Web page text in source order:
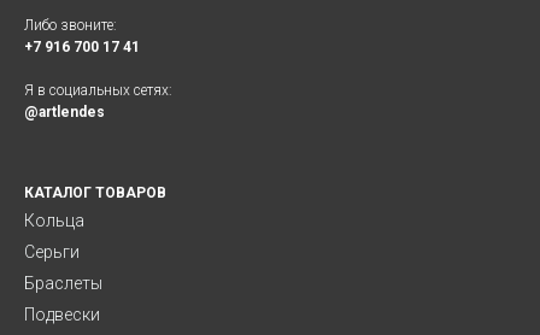
Либо звоните:
+7 916 700 17 41
Я в социальных сетях:
@artlendes
КАТАЛОГ ТОВАРОВ
Кольца
Серьги
Браслеты
Подвески